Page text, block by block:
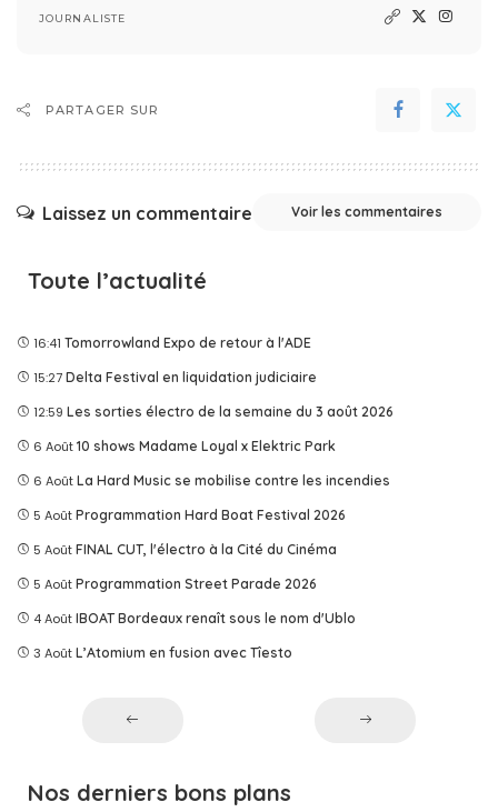
JOURNALISTE
PARTAGER SUR
Laissez un commentaire Voir les commentaires
Toute l’actualité
16:41 Tomorrowland Expo de retour à l'ADE
15:27 Delta Festival en liquidation judiciaire
12:59 Les sorties électro de la semaine du 3 août 2026
6 Août 10 shows Madame Loyal x Elektric Park
6 Août La Hard Music se mobilise contre les incendies
5 Août Programmation Hard Boat Festival 2026
5 Août FINAL CUT, l'électro à la Cité du Cinéma
5 Août Programmation Street Parade 2026
4 Août IBOAT Bordeaux renaît sous le nom d'Ublo
3 Août L’Atomium en fusion avec Tîesto
Nos derniers bons plans